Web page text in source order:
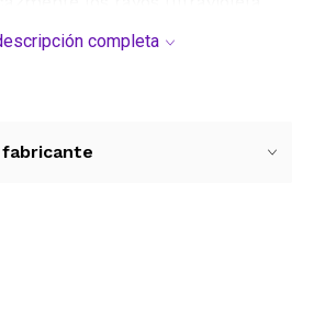
Su diseño de talla
completa